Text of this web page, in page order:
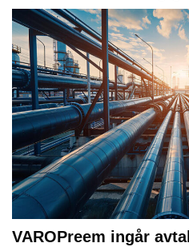
VAROPreem ingår